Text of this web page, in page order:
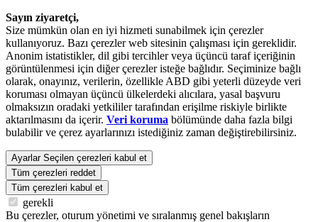
Sayın ziyaretçi,
Size mümkün olan en iyi hizmeti sunabilmek için çerezler
kullanıyoruz. Bazı çerezler web sitesinin çalışması için gereklidir.
Anonim istatistikler, dil gibi tercihler veya üçüncü taraf içeriğinin
görüntülenmesi için diğer çerezler isteğe bağlıdır. Seçiminize bağlı
olarak, onayınız, verilerin, özellikle ABD gibi yeterli düzeyde veri
koruması olmayan üçüncü ülkelerdeki alıcılara, yasal başvuru
olmaksızın oradaki yetkililer tarafından erişilme riskiyle birlikte
aktarılmasını da içerir. Veri koruma bölümünde daha fazla bilgi
bulabilir ve çerez ayarlarınızı istediğiniz zaman değiştirebilirsiniz.
Ayarlar Seçilen çerezleri kabul et
Tüm çerezleri reddet
Tüm çerezleri kabul et
gerekli
Bu çerezler, oturum yönetimi ve sıralanmış genel bakışların